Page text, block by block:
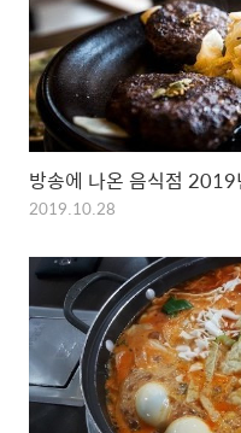
방송에 나온 음식점
2019.10.28